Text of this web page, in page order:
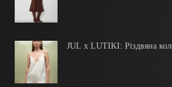
JUL x LUTIKI: Різдвяна